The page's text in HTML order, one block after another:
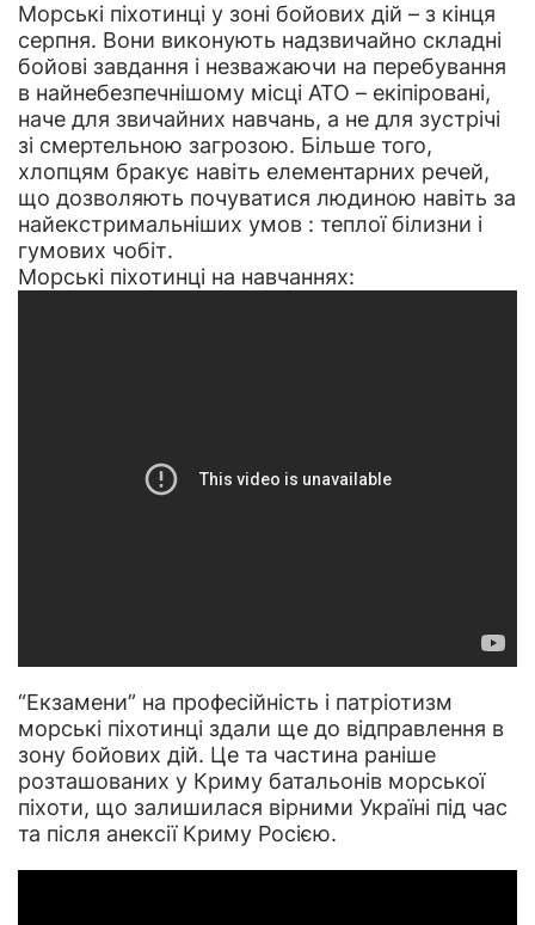
Морські піхотинці у зоні бойових дій – з кінця
серпня. Вони виконують надзвичайно складні
бойові завдання і незважаючи на перебування
в найнебезпечнішому місці АТО – екіпіровані,
наче для звичайних навчань, а не для зустрічі
зі смертельною загрозою. Більше того,
хлопцям бракує навіть елементарних речей,
що дозволяють почуватися людиною навіть за
найекстримальніших умов : теплої білизни і
гумових чобіт.
Морські піхотинці на навчаннях:
“Екзамени” на професійність і патріотизм
морські піхотинці здали ще до відправлення в
зону бойових дій. Це та частина раніше
розташованих у Криму батальонів морської
піхоти, що залишилася вірними Україні під час
та після анексії Криму Росією.